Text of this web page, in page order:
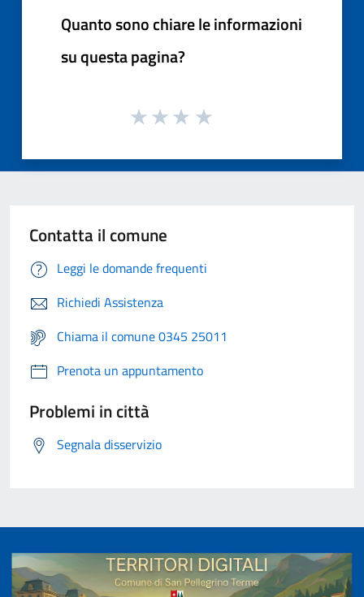
Quanto sono chiare le informazioni
su questa pagina?
Contatta il comune
Leggi le domande frequenti
Richiedi Assistenza
Chiama il comune 0345 25011
Prenota un appuntamento
Problemi in città
Segnala disservizio